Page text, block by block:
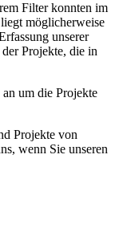
Filter konnten im
möglicherweise
unserer
Projekte, die in
um die Projekte
Projekte von
wenn Sie unseren